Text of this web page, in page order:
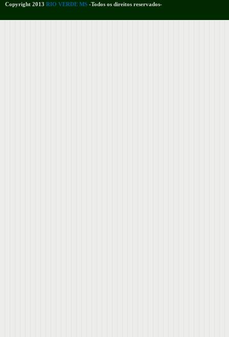
Copyright 2013 RIO VERDE MS -Todos os direitos reservados-